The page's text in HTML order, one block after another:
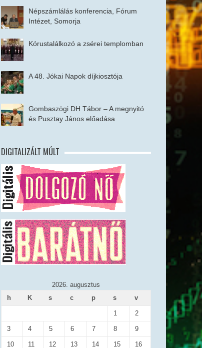
Népszámlálás konferencia, Fórum
Intézet, Somorja
Kórustalálkozó a zsérei templomban
A 48. Jókai Napok díjkiosztója
Gombaszögi DH Tábor – A megnyitó
és Pusztay János előadása
DIGITALIZÁLT MÚLT
2026. augusztus
h
K s c p s v
1 2
3 4 5 6 7 8 9
10 11 12 13 14 15 16